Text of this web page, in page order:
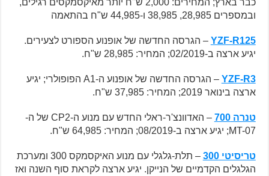
כבר בארץ; המחירים: 2,000 ש"ח יותר מאיקסמקסים רגילים,
ובמספרים 28,985, 38,985 ו-44,985 ש"ח בהתאמה
YZF-R125 – הגרסה החדשה של אופנוע הספורט לצעירים.
יגיע ארצה ב-02/2019; המחיר: 28,985 ש"ח.
YZF-R3
– הגרסה החדשה של אופנוע ה-A1 הפופולרי; יגיע
ארצה בינואר 2019; המחיר: 37,985 ש"ח.
טנרה 700
– האדוונצ'ר-ראלי החדש עם מנוע ה-CP2 של ה-
MT-07; יגיע ארצה ב-08/2019; המחיר: 64,985 ש"ח.
טריסיטי 300
– תלת-גלגלי עם מנוע האיקסמקס 300 ומערכת
הגלגלים הקדמיים של הנייקן. יגיע ארצה לקראת סוף השנה ואז